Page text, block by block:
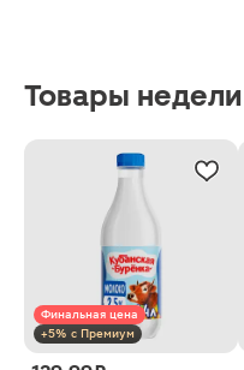
Товары недели
Финальная цена
+5% с Премиум